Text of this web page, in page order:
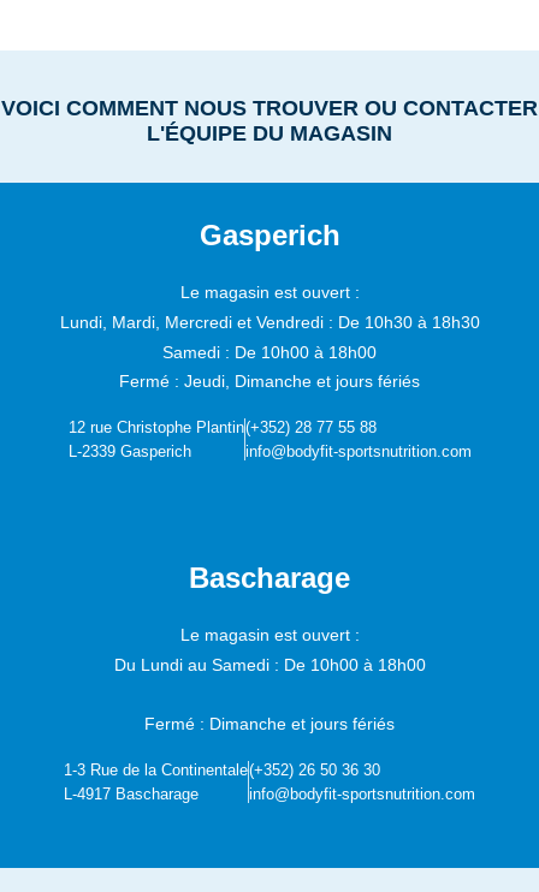
VOICI COMMENT NOUS TROUVER OU CONTACTER
L'ÉQUIPE DU MAGASIN
Gasperich
Le magasin est ouvert :
Lundi, Mardi, Mercredi et Vendredi : De 10h30 à 18h30
Samedi : De 10h00 à 18h00
Fermé : Jeudi, Dimanche et jours fériés
12 rue Christophe Plantin
L-2339 Gasperich
(+352) 28 77 55 88
info@bodyfit-sportsnutrition.com
Bascharage
Le magasin est ouvert :
Du Lundi au Samedi : De 10h00 à 18h00
Fermé : Dimanche et jours fériés
1-3 Rue de la Continentale
L-4917 Bascharage
(+352) 26 50 36 30
info@bodyfit-sportsnutrition.com